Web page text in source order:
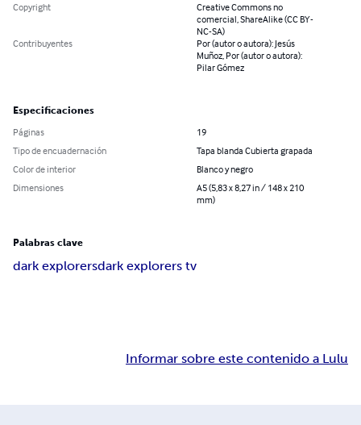
Copyright
Creative Commons no
comercial, ShareAlike (CC BY-
NC-SA)
Contribuyentes
Por (autor o autora): Jesús
Muñoz, Por (autor o autora):
Pilar Gómez
Especificaciones
Páginas
19
Tipo de encuadernación
Tapa blanda Cubierta grapada
Color de interior
Blanco y negro
Dimensiones
A5 (5,83 x 8,27 in / 148 x 210
mm)
Palabras clave
dark explorersdark explorers tv
Informar sobre este contenido a Lulu